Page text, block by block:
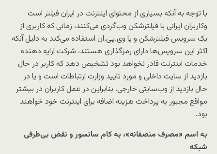
با توجه به آنکه بسیاری از محتوای اینترنت در ایران فیلتر است
وکاربران ایرانی با فیلترشکن وب‌گردی می‌کنند، زمانی که کاربری از
یک سرویس فیلترشکن و یا وی‌.پی.ان استفاده می‌کند به دلیل آنکه
اکثر این سرویس‌ها دارای رمزگذاری هستند، شرکت ارایه دهنده
خدمات اینترنت قادر نخواهد بود تشخیص دهد که کاربر در حال
بازدید از سایت داخلی و مورد تایید وزارت ارتباطات است و یا در
حال بازدید از وب‌سایتی خارجی. بنابراین در عمل کاربران در بیشتر
مواقع مجبور به پرداخت هزینه اضافه برای اینترنت خود خواهند
بود.
به اسم «مصرف منصفانه»، به کام سانسور و نقض بی‌طرفی
شبکه